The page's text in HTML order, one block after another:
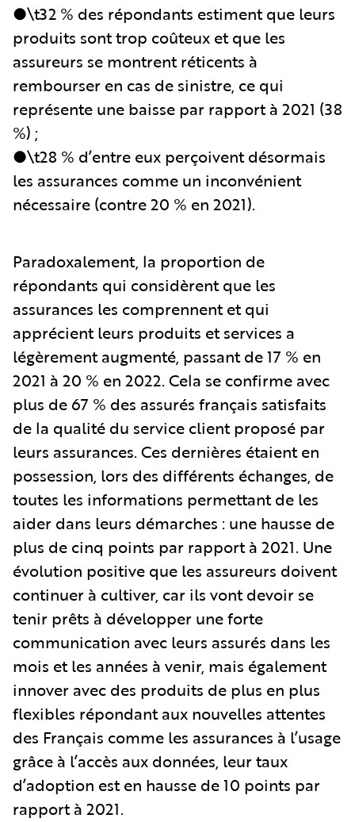
●\t32 % des répondants estiment que leurs
produits sont trop coûteux et que les
assureurs se montrent réticents à
rembourser en cas de sinistre, ce qui
représente une baisse par rapport à 2021 (38
%) ;
●\t28 % d’entre eux perçoivent désormais
les assurances comme un inconvénient
nécessaire (contre 20 % en 2021).
Paradoxalement, la proportion de
répondants qui considèrent que les
assurances les comprennent et qui
apprécient leurs produits et services a
légèrement augmenté, passant de 17 % en
2021 à 20 % en 2022. Cela se confirme avec
plus de 67 % des assurés français satisfaits
de la qualité du service client proposé par
leurs assurances. Ces dernières étaient en
possession, lors des différents échanges, de
toutes les informations permettant de les
aider dans leurs démarches : une hausse de
plus de cinq points par rapport à 2021. Une
évolution positive que les assureurs doivent
continuer à cultiver, car ils vont devoir se
tenir prêts à développer une forte
communication avec leurs assurés dans les
mois et les années à venir, mais également
innover avec des produits de plus en plus
flexibles répondant aux nouvelles attentes
des Français comme les assurances à l’usage
grâce à l’accès aux données, leur taux
d’adoption est en hausse de 10 points par
rapport à 2021.